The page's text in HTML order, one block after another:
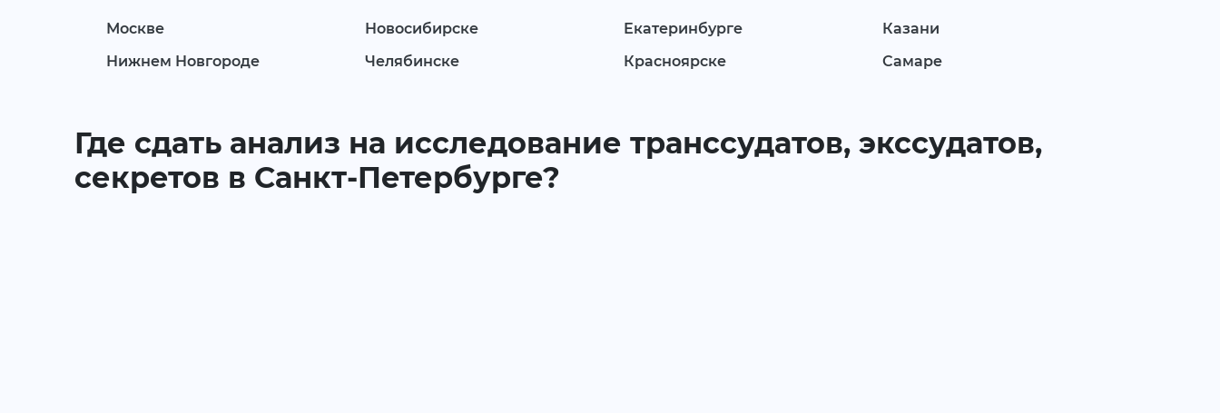
Москве Новосибирске Екатеринбурге
Казани
Нижнем Новгороде
Челябинске Красноярске Самаре
Где сдать анализ на исследование транссудатов, экссудатов,
секретов в Санкт-Петербурге?